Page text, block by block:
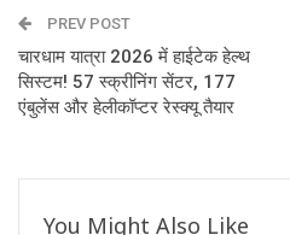
PREV POST
चारधाम यात्रा 2026 में हाईटेक हेल्थ
सिस्टम! 57 स्क्रीनिंग सेंटर, 177
एंबुलेंस और हेलीकॉप्टर रेस्क्यू तैयार
You Might Also Like